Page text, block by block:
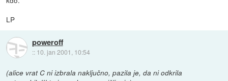
LP
poweroff
:: 10. jan 2001, 10:54
(alice vrat C ni izbrala naključno, pazila je, da ni odkrila